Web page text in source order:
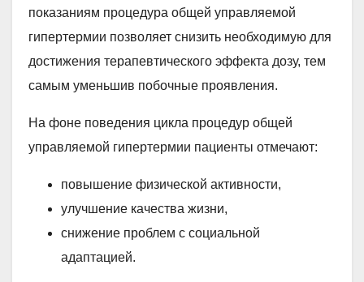
показаниям процедура общей управляемой
гипертермии позволяет снизить необходимую для
достижения терапевтического эффекта дозу, тем
самым уменьшив побочные проявления.
На фоне поведения цикла процедур общей
управляемой гипертермии пациенты отмечают:
повышение физической активности,
улучшение качества жизни,
снижение проблем с социальной
адаптацией.